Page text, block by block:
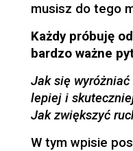
musisz do tego
Każdy próbuję
bardzo ważne
Jak się
lepiej i
Jak zwiększyć
W tym wpisie